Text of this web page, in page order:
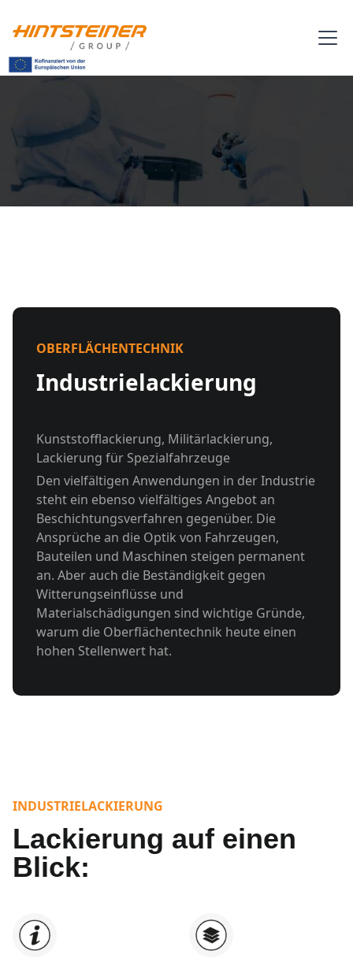
OBERFLÄCHENTECHNIK
Industrielackierung
Kunststofflackierung, Militärlackierung,
Lackierung für Spezialfahrzeuge
Den vielfältigen Anwendungen in der Industrie
steht ein ebenso vielfältiges Angebot an
Beschichtungsverfahren gegenüber. Die
Ansprüche an die Optik von Fahrzeugen,
Bauteilen und Maschinen steigen permanent
an. Aber auch die Beständigkeit gegen
Witterungseinflüsse und
Materialschädigungen sind wichtige Gründe,
warum die Oberflächentechnik heute einen
hohen Stellenwert hat.
INDUSTRIELACKIERUNG
Lackierung auf einen
Blick: